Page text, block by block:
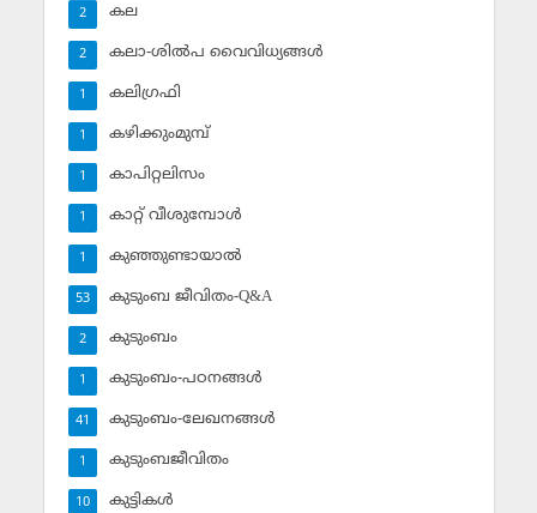
കല
2
കലാ-ശില്‍പ വൈവിധ്യങ്ങള്‍
2
കലിഗ്രഫി
1
കഴിക്കുംമുമ്പ്
1
കാപിറ്റലിസം
1
കാറ്റ് വീശുമ്പോള്‍
1
കുഞ്ഞുണ്ടായാല്‍
1
കുടുംബ ജീവിതം-Q&A
53
കുടുംബം
2
കുടുംബം-പഠനങ്ങള്‍
1
കുടുംബം-ലേഖനങ്ങള്‍
41
കുടുംബജീവിതം
1
കുട്ടികള്‍
10